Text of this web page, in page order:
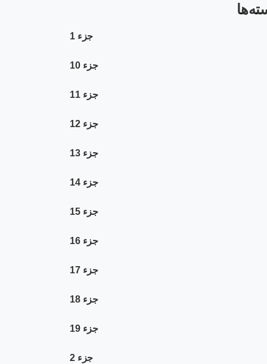
جزء 1
جزء 10
جزء 11
جزء 12
جزء 13
جزء 14
جزء 15
جزء 16
جزء 17
جزء 18
جزء 19
جزء 2